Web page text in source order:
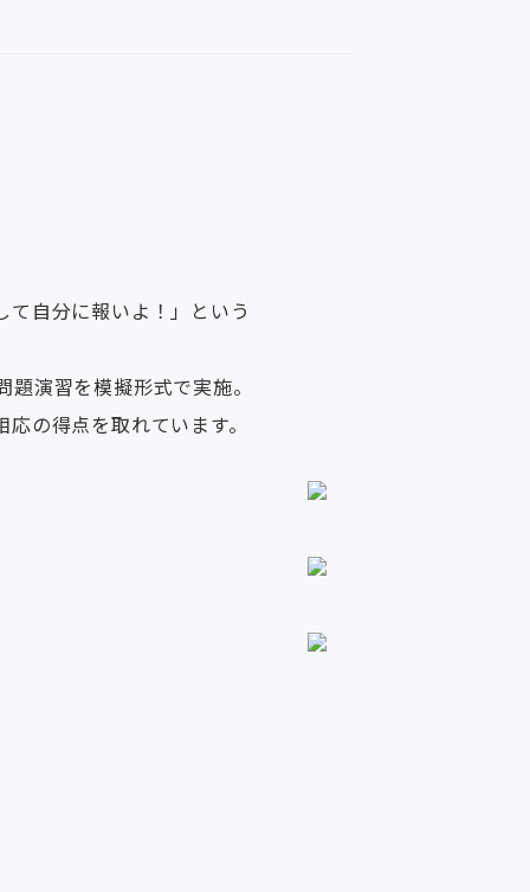
自分に報いよ！」という
演習を模擬形式で実施。
の得点を取れています。